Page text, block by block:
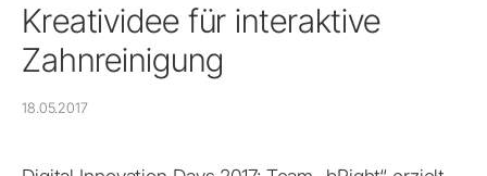
Kreatividee für interaktive
Zahnreinigung
18.05.2017